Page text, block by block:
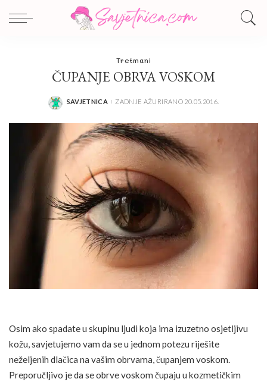
Tretmani
ČUPANJE OBRVA VOSKOM
POSTED
SAVJETNICA ZADNJE AŽURIRANO 20.05.2016.
Osim ako spadate u skupinu ljudi koja ima izuzetno osjetljivu
kožu, savjetujemo vam da se u jednom potezu riješite
neželjenih dlačica na vašim obrvama, čupanjem voskom.
Preporučljivo je da se obrve voskom čupaju u kozmetičkim